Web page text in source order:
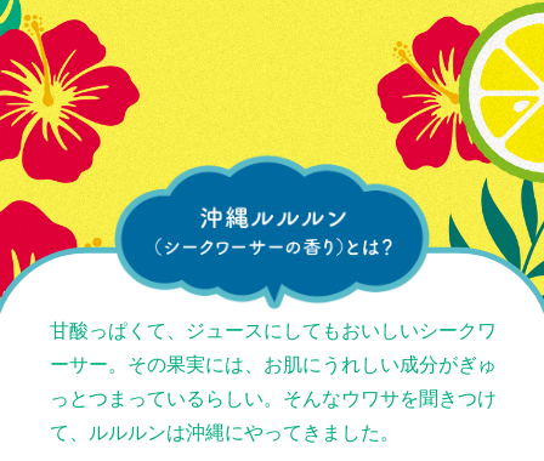
甘酸っぱくて、ジュースにしてもおいしいシークワ
ーサー。 その果実には、お肌にうれしい成分がぎゅ
っとつまっているらしい。 そんなウワサを聞きつけ
て、ルルルンは沖縄にやってきました。